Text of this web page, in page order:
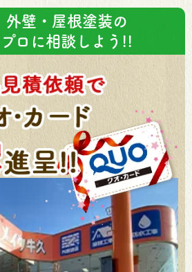
外壁・屋根塗装の
プロに相談しよう!!